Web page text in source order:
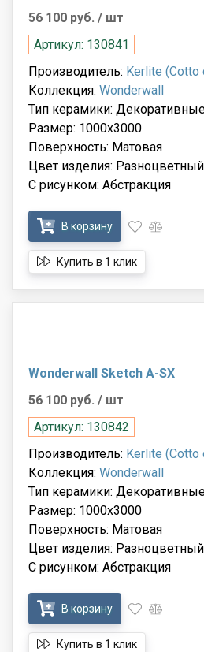
56 100 руб. / шт
Артикул: 130841
Производитель: Kerlite (Cotto
Коллекция: Wonderwall
Тип керамики:
Размер: 1000x3000
Поверхность: Матовая
Цвет изделия: Разноцветный
С рисунком: Абстракция
В корзину
Купить в 1 клик
Wonderwall Sketch A-SX
56 100 руб. / шт
Артикул: 130842
Производитель: Kerlite (Cotto
Коллекция: Wonderwall
Тип керамики:
Размер: 1000x3000
Поверхность: Матовая
Цвет изделия: Разноцветный
С рисунком: Абстракция
В корзину
Купить в 1 клик